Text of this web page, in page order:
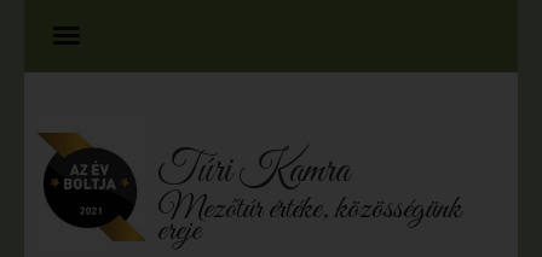
Túri Kamra
Mezőtúr értéke, közösségünk
ereje